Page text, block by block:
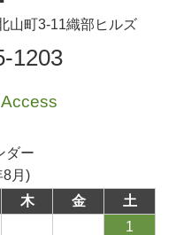
山町3-11織部ヒルズ
1203
Access
ダー
8月)
木 金
土
1